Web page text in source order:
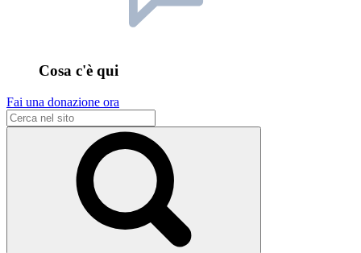
Cosa c'è qui
Fai una donazione ora